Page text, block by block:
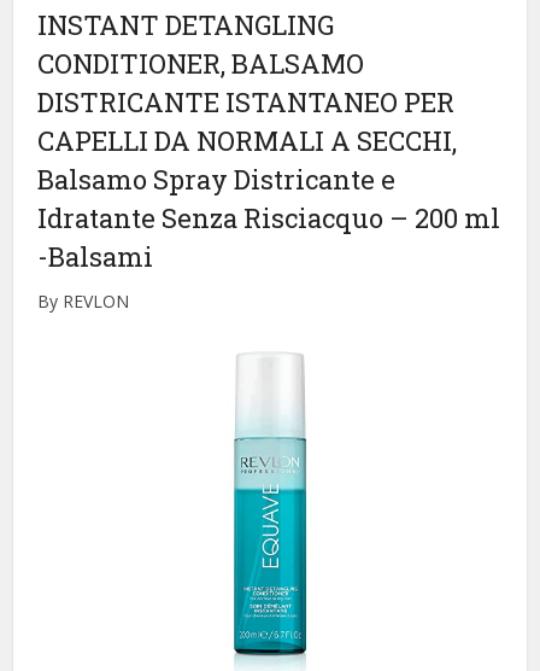
INSTANT DETANGLING
CONDITIONER, BALSAMO
DISTRICANTE ISTANTANEO PER
CAPELLI DA NORMALI A SECCHI,
Balsamo Spray Districante e
Idratante Senza Risciacquo – 200 ml
-Balsami
By REVLON